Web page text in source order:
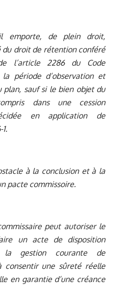
emporte, de plein droit,
du droit de rétention conféré
l’article 2286 du Code
période d’observation et
plan, sauf si le bien objet du
dans une cession
en application de
à la conclusion et à la
pacte commissoire.
peut autoriser le
un acte de disposition
gestion courante de
consentir une sûreté réelle
en garantie d’une créance